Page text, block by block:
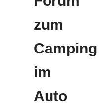
zum
Camping
im
Auto